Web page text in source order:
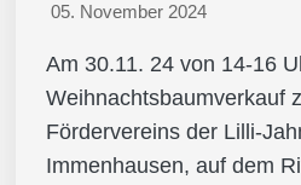
05. November 2024
Am 30.11. 24 von 14-16
Weihnachtsbaumverkauf
Fördervereins der Lilli-
Immenhausen, auf dem